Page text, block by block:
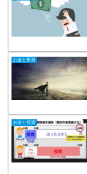
お金と投資
お金と投資